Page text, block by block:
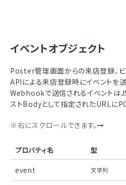
イベントオブジェクト
Poster管理画面からの来店登録、ビ
APIによる来店登録時にイベントを送
Webhookで送信されるイベントは
ストBodyとして指定されたURLに
※右にスクロールできます。
プロパティ名 型
event 文字列